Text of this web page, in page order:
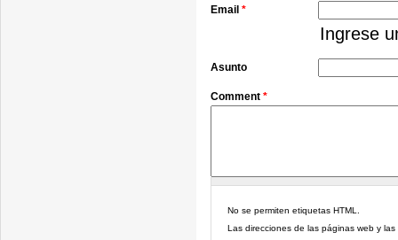
Email *
Ingrese
Asunto
Comment *
No se permiten etiquetas HTML.
Las direcciones de las páginas web y